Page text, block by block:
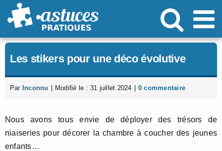
Passer
au
Les stikers pour une déco évolutive
Par Inconnu Modifié le : 31 juillet 2024 0 commentaire
Nous avons tous envie de déployer des trésors de
niaiseries pour décorer la chambre à coucher des jeunes
enfants…